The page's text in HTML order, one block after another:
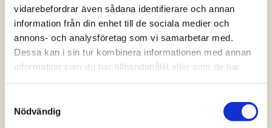
vidarebefordrar även sådana identifierare och annan
information från din enhet till de sociala medier och
annons- och analysföretag som vi samarbetar med.
Dessa kan i sin tur kombinera informationen med annan
information som du har tillhandahållit eller som de har
Nödvändig